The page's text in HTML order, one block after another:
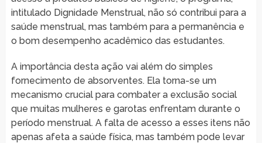
intitulado Dignidade Menstrual, não só contribui para a
saúde menstrual, mas também para a permanência e
o bom desempenho acadêmico das estudantes.
A importância desta ação vai além do simples
fornecimento de absorventes. Ela torna-se um
mecanismo crucial para combater a exclusão social
que muitas mulheres e garotas enfrentam durante o
período menstrual. A falta de acesso a esses itens não
apenas afeta a saúde física, mas também pode levar